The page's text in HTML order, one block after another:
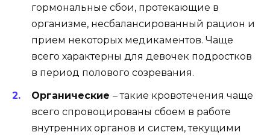
гормональные сбои, протекающие в
организме, несбалансированный рацион и
прием некоторых медикаментов. Чаще
всего характерны для девочек подростков
в период полового созревания.
Органические – такие кровотечения чаще
всего спровоцированы сбоем в работе
внутренних органов и систем, текущими